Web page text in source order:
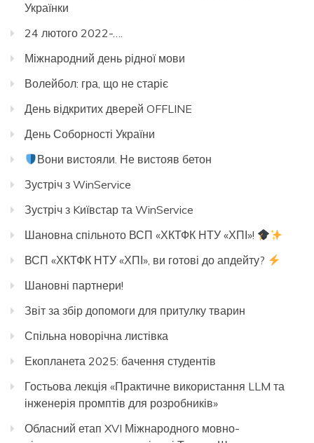
Українки
24 лютого 2022-….
Міжнародний день рідної мови
Волейбол: гра, що не старіє
День відкритих дверей OFFLINE
День Соборності України
Вони вистояли. Не вистояв бетон
Зустріч з WinService
Зустріч з Kиївстар та WinService
Шановна спільното ВСП «ХКТФК НТУ «ХПІ»!
ВСП «ХКТФК НТУ «ХПІ», ви готові до апдейту?
Шановні партнери!
Звіт за збір допомоги для притулку тварин
Спільна новорічна листівка
Екопланета 2025: бачення студентів
Гостьова лекція «Практичне використання LLM та
інженерія промптів для розробників»
Обласний етап XVI Міжнародного мовно-